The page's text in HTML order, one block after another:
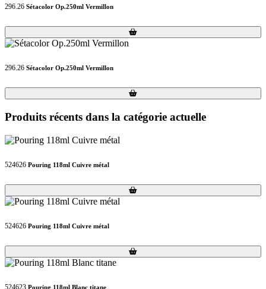
296.26 Sétacolor Op.250ml Vermillon
Loading...
Loading...
296.26 Sétacolor Op.250ml Vermillon
Loading...
Loading...
Produits récents dans la catégorie actuelle
524626 Pouring 118ml Cuivre métal
Loading...
Loading...
524626 Pouring 118ml Cuivre métal
Loading...
Loading...
524623 Pouring 118ml Blanc titane